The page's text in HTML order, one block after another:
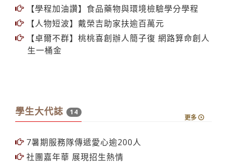
【學程加油讚】食品藥物與環境檢驗學分學程
【人物短波】戴榮吉助家扶逾百萬元
【卓爾不群】桃桃喜創辦人簡子復 網路算命創人
生一桶金
學生大代誌 14
更多
7暑期服務隊傳遞愛心逾200人
社團嘉年華 展現招生熱情